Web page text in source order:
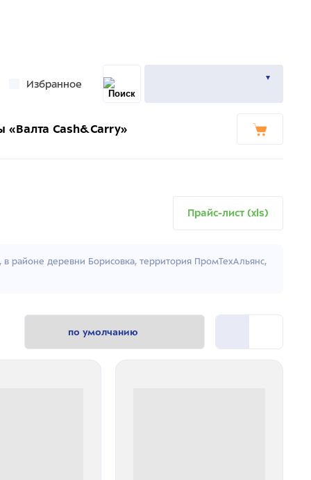
Избранное
«Валта Cash&Carry»
Прайс-лист (xls)
районе деревни Борисовка, территория ПромТехАльянс,